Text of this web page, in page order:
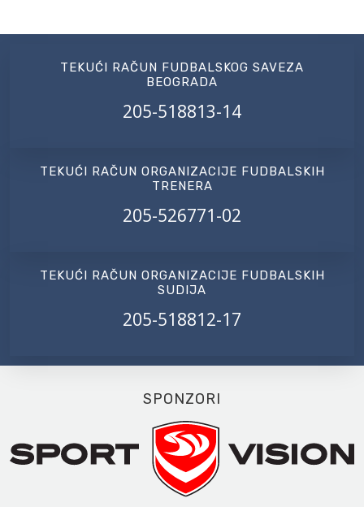
TEKUĆI RAČUN FUDBALSKOG SAVEZA
BEOGRADA
205-518813-14
TEKUĆI RAČUN ORGANIZACIJE FUDBALSKIH
TRENERA
205-526771-02
TEKUĆI RAČUN ORGANIZACIJE FUDBALSKIH
SUDIJA
205-518812-17
SPONZORI